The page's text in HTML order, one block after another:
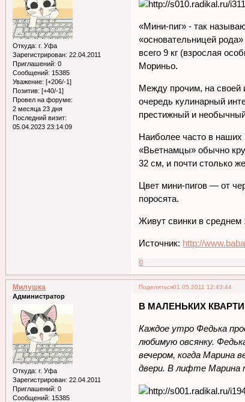
Откуда: г. Уфа
Зарегистрирован: 22.04.2011
Приглашений: 0
Сообщений: 15385
Уважение: [+206/-1]
Позитив: [+40/-1]
Провел на форуме:
2 месяца 23 дня
Последний визит:
05.04.2023 23:14:09
«Мини-пиг» - так
«основательницей
всего 9 кг (взрослая
Мориньо.
Между прочим, на своей
очередь кулинарный
престижный и
Наиболее часто в
«Вьетнамцы» обычно
32 см, и почти столько
Цвет мини-пигов — от
поросята.
Живут свинки в среднем
Источник: http://
0
Поделиться01.05.2011 12:43:44
Милушка
Администратор
Откуда: г. Уфа
Зарегистрирован: 22.04.2011
Приглашений: 0
Сообщений: 15385
В МАЛЕНЬКИХ
Каждое утро Федька
любимую овсянку.
вечером, когда Марина
двери. В лифте Марина